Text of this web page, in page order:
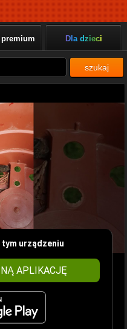
Dla dzieci
szukaj
tym urządzeniu
APLIKACJĘ